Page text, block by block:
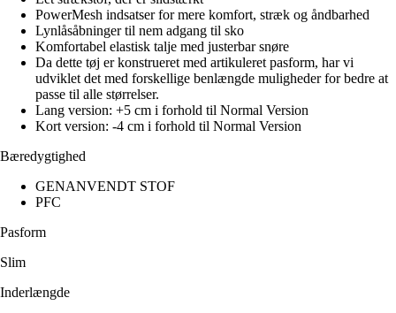
PowerMesh indsatser for mere komfort, stræk og åndbarhed
Lynlåsåbninger til nem adgang til sko
Komfortabel elastisk talje med justerbar snøre
Da dette tøj er konstrueret med artikuleret pasform, har vi
udviklet det med forskellige benlængde muligheder for bedre at
passe til alle størrelser.
Lang version: +5 cm i forhold til Normal Version
Kort version: -4 cm i forhold til Normal Version
Bæredygtighed
GENANVENDT STOF
PFC
Pasform
Slim
Inderlængde